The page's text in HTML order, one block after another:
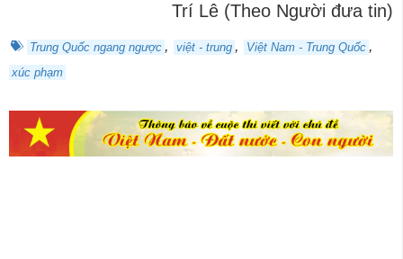
Trí Lê (Theo Người đưa tin)
Trung Quốc ngang ngược , việt - trung , Việt Nam - Trung Quốc ,
xúc phạm